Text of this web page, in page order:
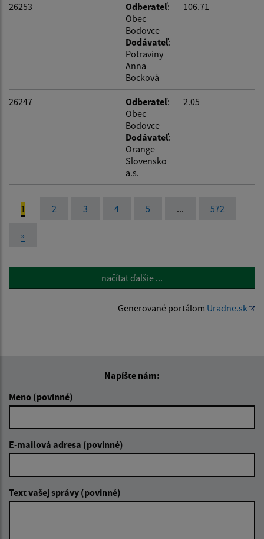
26253 Odberateľ:
Obec
Bodovce
Dodávateľ:
Potraviny
Anna
Bocková
106.71
26247 Odberateľ:
Obec
Bodovce
Dodávateľ:
Orange
Slovensko
a.s.
2.05
1 2 3 4 5 ... 572
»
načítať ďalšie ...
Generované portálom Uradne.sk
Napíšte nám:
Meno (povinné)
E-mailová adresa (povinné)
Text vašej správy (povinné)